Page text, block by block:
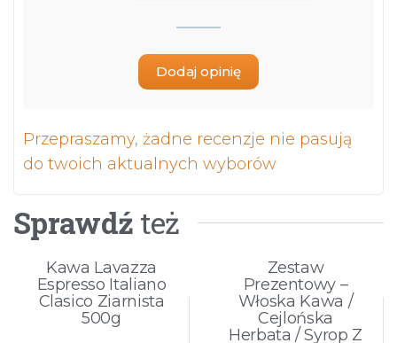
Dodaj opinię
Przepraszamy, żadne recenzje nie pasują
do twoich aktualnych wyborów
Sprawdź też
Kawa Lavazza
Espresso Italiano
Clasico Ziarnista
500g
Zestaw
Prezentowy –
Włoska Kawa /
Cejlońska
Herbata / Syrop Z